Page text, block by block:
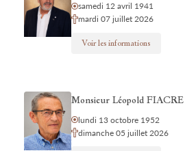
samedi 12 avril 1941
mardi 07 juillet 2026
Voir les informations
Monsieur Léopold FIACRE
lundi 13 octobre 1952
dimanche 05 juillet 2026